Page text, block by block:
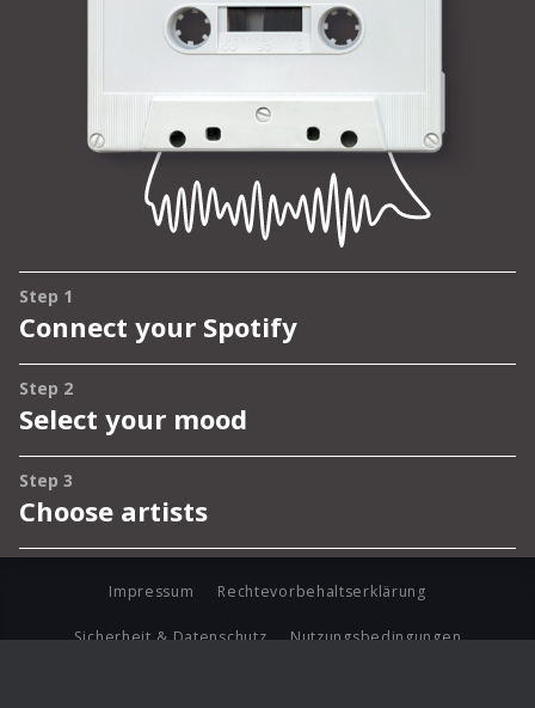
Impressum Rechtevorbehaltserklärung
Sicherheit & Datenschutz Nutzungsbedingungen